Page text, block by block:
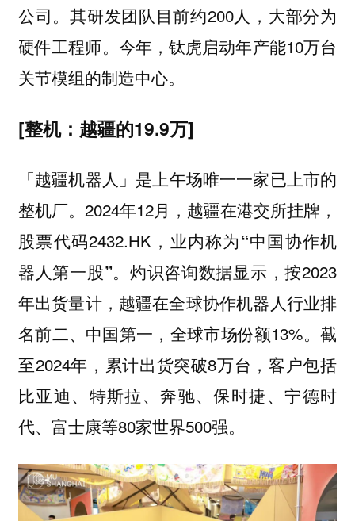
公司。其研发团队目前约200人，大部分为
硬件工程师。今年，钛虎启动年产能10万台
关节模组的制造中心。
[整机：越疆的19.9万]
「越疆机器人」 是上午场唯一一家已上市的
整机厂。2024年12月，越疆在港交所挂牌，
股票代码2432.HK，业内称为“中国协作机
器人第一股”。灼识咨询数据显示，按2023
年出货量计，越疆在全球协作机器人行业排
名前二、中国第一，全球市场份额13%。截
至2024年，累计出货突破8万台，客户包括
比亚迪、特斯拉、奔驰、保时捷、宁德时
代、富士康等80家世界500强。